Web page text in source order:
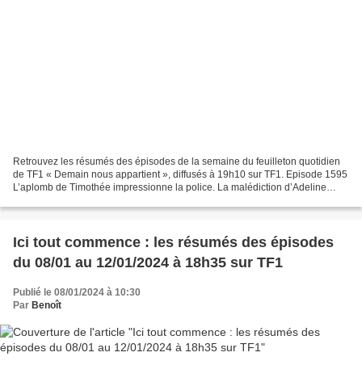
Retrouvez les résumés des épisodes de la semaine du feuilleton quotidien
de TF1 « Demain nous appartient », diffusés à 19h10 sur TF1. Episode 1595
L’aplomb de Timothée impressionne la police. La malédiction d’Adeline
Ici tout commence : les résumés des épisodes
du 08/01 au 12/01/2024 à 18h35 sur TF1
Publié le 08/01/2024 à 10:30
Par Benoît